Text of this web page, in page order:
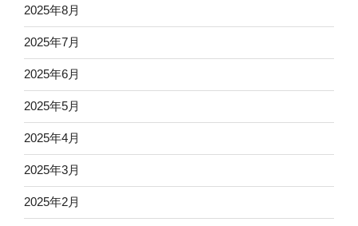
2025年8月
2025年7月
2025年6月
2025年5月
2025年4月
2025年3月
2025年2月